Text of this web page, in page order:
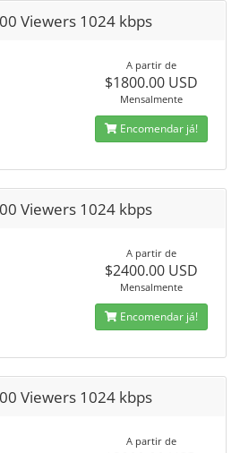
Viewers 1024 kbps
A partir de
$1800.00 USD
Mensalmente
Encomendar já!
Viewers 1024 kbps
A partir de
$2400.00 USD
Mensalmente
Encomendar já!
Viewers 1024 kbps
A partir de